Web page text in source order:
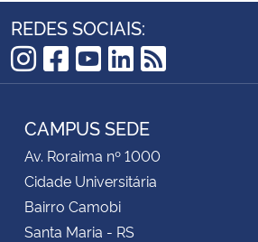
REDES SOCIAIS:
Instagram
Facebook
YouTube
LinkedIn
RSS
CAMPUS SEDE
Av. Roraima nº 1000
Cidade Universitária
Bairro Camobi
Santa Maria - RS